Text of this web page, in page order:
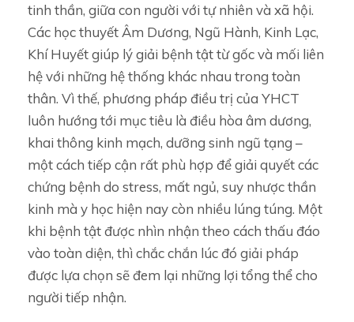
tinh thần, giữa con người với tự nhiên và xã hội.
Các học thuyết Âm Dương, Ngũ Hành, Kinh Lạc,
Khí Huyết giúp lý giải bệnh tật từ gốc và mối liên
hệ với những hệ thống khác nhau trong toàn
thân. Vì thế, phương pháp điều trị của YHCT
luôn hướng tới mục tiêu là điều hòa âm dương,
khai thông kinh mạch, dưỡng sinh ngũ tạng –
một cách tiếp cận rất phù hợp để giải quyết các
chứng bệnh do stress, mất ngủ, suy nhược thần
kinh mà y học hiện nay còn nhiều lúng túng. Một
khi bệnh tật được nhìn nhận theo cách thấu đáo
vào toàn diện, thì chắc chắn lúc đó giải pháp
được lựa chọn sẽ đem lại những lợi tổng thể cho
người tiếp nhận.